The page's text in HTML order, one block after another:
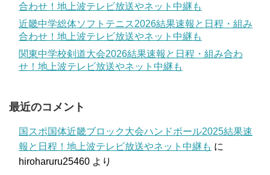
合わせ！地上波テレビ放送やネット中継も
近畿中学総体ソフトテニス2026結果速報と日程・組み
合わせ！地上波テレビ放送やネット中継も
関東中学校剣道大会2026結果速報と日程・組み合わ
せ！地上波テレビ放送やネット中継も
最近のコメント
国スポ国体近畿ブロック大会ハンドボール2025結果速
報と日程！地上波テレビ放送やネット中継も に
hiroharuru25460 より